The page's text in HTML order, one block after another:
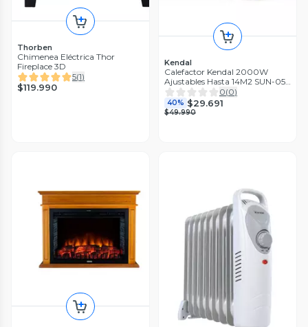
Thorben
Chimenea Eléctrica Thor
Fireplace 3D
5(1)
$119.990
Kendal
Calefactor Kendal 2000W
Ajustables Hasta 14M2 SUN-05
Morado
0(0)
40% $29.691
$49.990